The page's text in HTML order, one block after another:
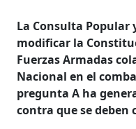
La Consulta Popular
modificar la
Fuerzas Armadas
Nacional en el
pregunta A ha
contra que se deben